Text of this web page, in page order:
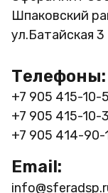
Шпаковский
ул.Батайская 3
Телефоны:
+7 905 415-10-
+7 905 415-10-
+7 905 414-90-
Email: